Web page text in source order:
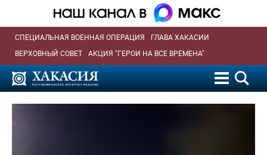
СПЕЦИАЛЬНАЯ ВОЕННАЯ ОПЕРАЦИЯ
ГЛАВА ХАКАСИИ
ВЕРХОВНЫЙ СОВЕТ
АКЦИЯ "ГЕРОИ НА ВСЕ ВРЕМЕНА"